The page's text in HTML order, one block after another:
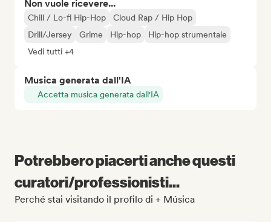
Non vuole ricevere...
Chill / Lo-fi Hip-Hop
Cloud Rap / Hip Hop
Drill/Jersey
Grime Hip-hop
Hip-hop strumentale
Vedi tutti +4
Musica generata dall'IA
Accetta musica generata dall'IA
Potrebbero piacerti anche questi
curatori/professionisti...
Perché stai visitando il profilo di + Música